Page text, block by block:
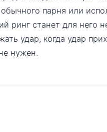
парня или
ринг станет для него
удар, когда удар
нужен.